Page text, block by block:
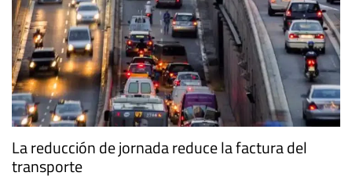
La reducción de jornada reduce la factura del
transporte